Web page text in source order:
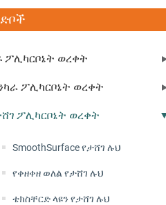
ፖሊካርቦኔት ወረቀት
ፖሊካርቦኔት ወረቀት
ፖሊካርቦኔት ወረቀት
SmoothSurface የታሸገ ሉህ
የቀዘቀዘ ወለል የታሸገ ሉህ
ቴክስቸርድ ላዩን የታሸገ ሉህ